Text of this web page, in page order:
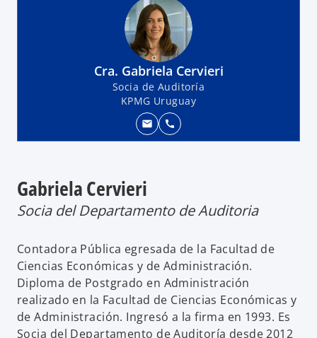
Cra. Gabriela Cervieri
Socia de Auditoría
KPMG Uruguay
mail call
Gabriela Cervieri
Socia del Departamento de Auditoria
Contadora Pública egresada de la Facultad de
Ciencias Económicas y de Administración.
Diploma de Postgrado en Administración
realizado en la Facultad de Ciencias Económicas y
de Administración. Ingresó a la firma en 1993. Es
Socia del Departamento de Auditoría desde 2012